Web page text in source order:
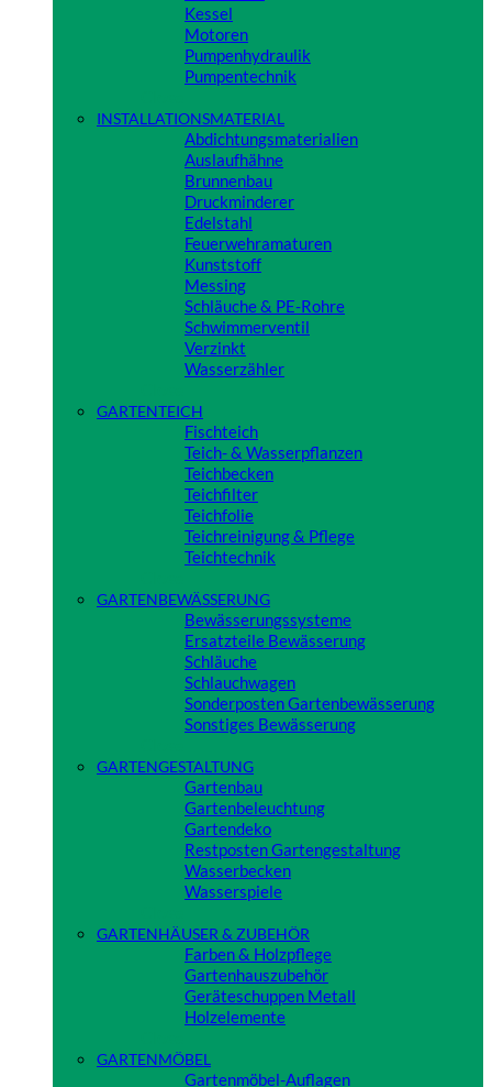
Kessel
Motoren
Pumpenhydraulik
Pumpentechnik
INSTALLATIONSMATERIAL
Abdichtungsmaterialien
Auslaufhähne
Brunnenbau
Druckminderer
Edelstahl
Feuerwehramaturen
Kunststoff
Messing
Schläuche & PE-Rohre
Schwimmerventil
Verzinkt
Wasserzähler
GARTENTEICH
Fischteich
Teich- & Wasserpflanzen
Teichbecken
Teichfilter
Teichfolie
Teichreinigung & Pflege
Teichtechnik
GARTENBEWÄSSERUNG
Bewässerungssysteme
Ersatzteile Bewässerung
Schläuche
Schlauchwagen
Sonderposten Gartenbewässerung
Sonstiges Bewässerung
GARTENGESTALTUNG
Gartenbau
Gartenbeleuchtung
Gartendeko
Restposten Gartengestaltung
Wasserbecken
Wasserspiele
GARTENHÄUSER & ZUBEHÖR
Farben & Holzpflege
Gartenhauszubehör
Geräteschuppen Metall
Holzelemente
GARTENMÖBEL
Gartenmöbel-Auflagen